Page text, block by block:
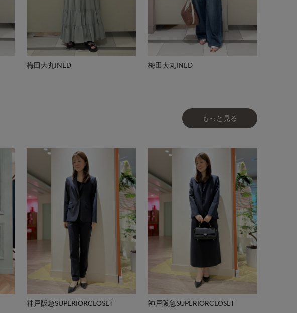
梅田大丸INED 梅田大丸INED
もっと見る
神戸阪急SUPERIORCLOSET 神戸阪急SUPERIORCLOSET